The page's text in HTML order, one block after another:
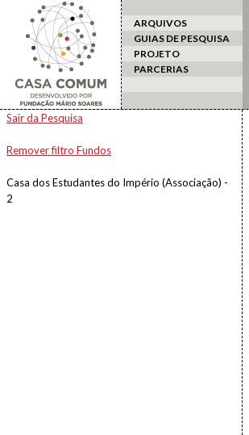
ARQUIVOS
GUIAS DE PESQUISA
PROJETO
PARCERIAS
Sair da Pesquisa
Remover filtro Fundos
Casa dos Estudantes do Império (Associação) -
2